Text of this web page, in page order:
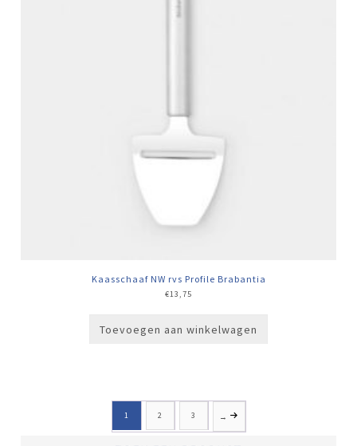
Kaasschaaf NW rvs Profile Brabantia
€13,75
Toevoegen aan winkelwagen
1 2 3 →